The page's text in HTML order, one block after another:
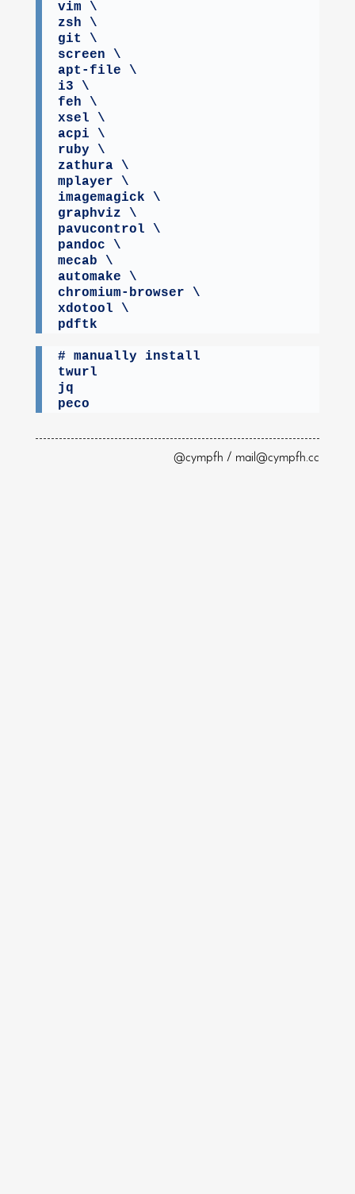
vim \
zsh \
git \
screen \
apt-file \
i3 \
feh \
xsel \
acpi \
ruby \
zathura \
mplayer \
imagemagick \
graphviz \
pavucontrol \
pandoc \
mecab \
automake \
chromium-browser \
xdotool \
pdftk
# manually install
twurl
jq
peco
@cympfh / mail@cympfh.cc